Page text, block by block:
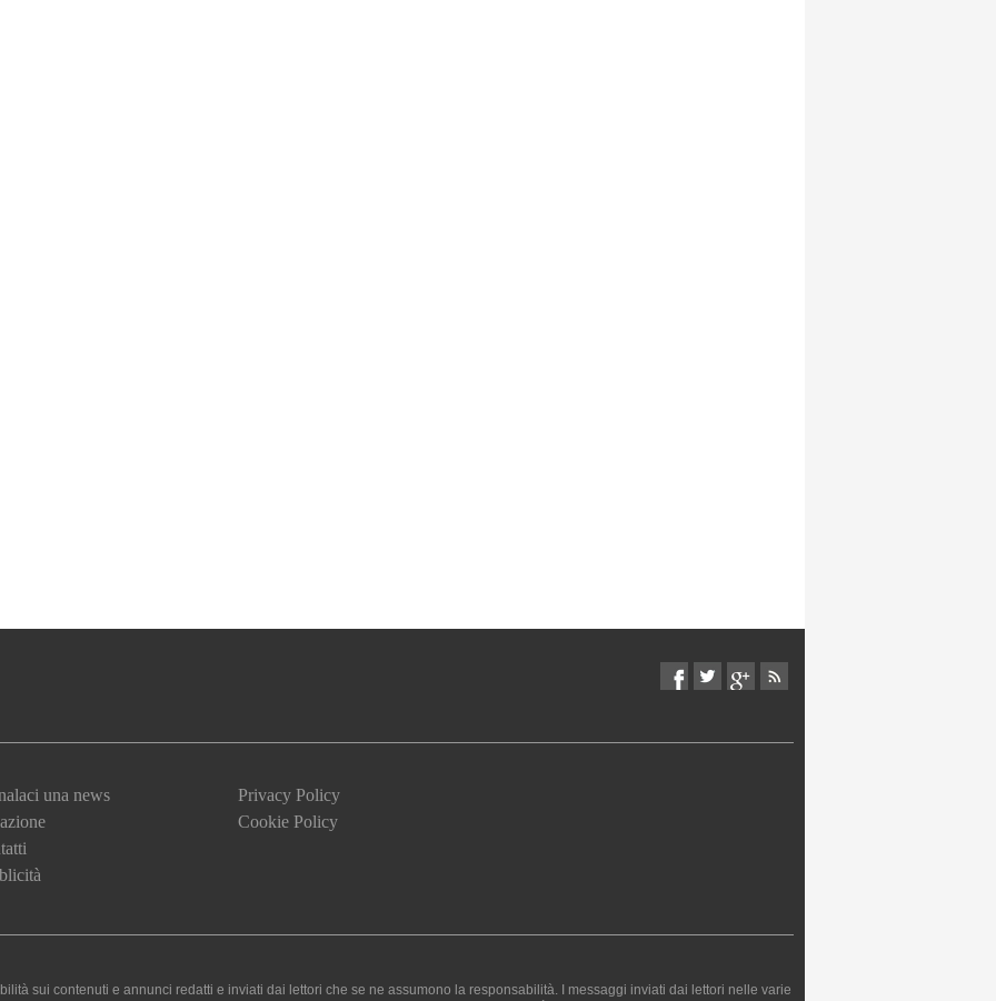
una news
Privacy Policy
Cookie Policy
sui contenuti e annunci redatti e inviati dai lettori che se ne assumono la responsabilità. I messaggi inviati dai lettori nelle varie